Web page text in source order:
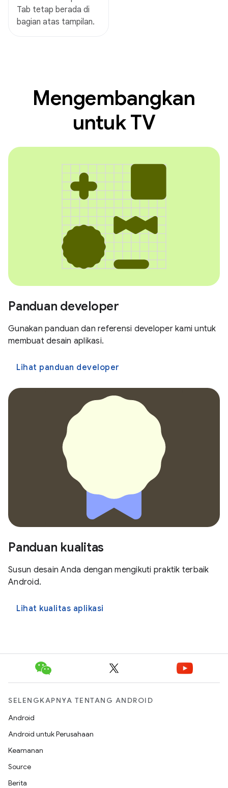
Tab tetap berada di
bagian atas tampilan.
Mengembangkan
untuk TV
Panduan developer
Gunakan panduan dan referensi developer kami untuk
membuat desain aplikasi.
Lihat panduan developer
Panduan kualitas
Susun desain Anda dengan mengikuti praktik terbaik
Android.
Lihat kualitas aplikasi
SELENGKAPNYA TENTANG ANDROID
Android
Android untuk Perusahaan
Keamanan
Source
Berita